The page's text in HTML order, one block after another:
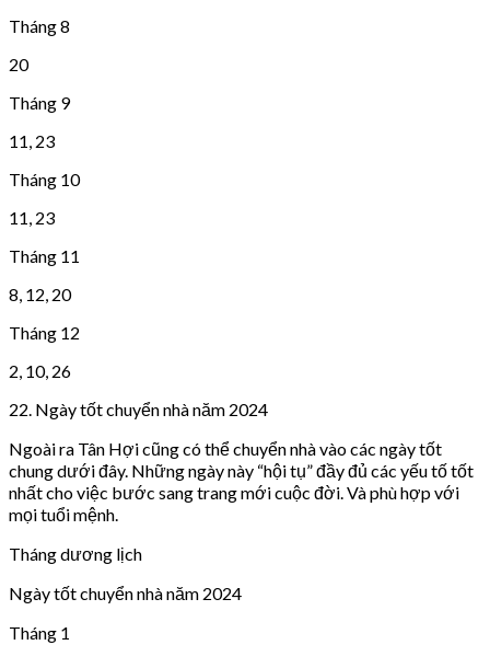
Tháng 8
20
Tháng 9
11, 23
Tháng 10
11, 23
Tháng 11
8, 12, 20
Tháng 12
2, 10, 26
22. Ngày tốt chuyển nhà năm 2024
Ngoài ra Tân Hợi cũng có thể chuyển nhà vào các ngày tốt
chung dưới đây. Những ngày này “hội tụ” đầy đủ các yếu tố tốt
nhất cho việc bước sang trang mới cuộc đời. Và phù hợp với
mọi tuổi mệnh.
Tháng dương lịch
Ngày tốt chuyển nhà năm 2024
Tháng 1